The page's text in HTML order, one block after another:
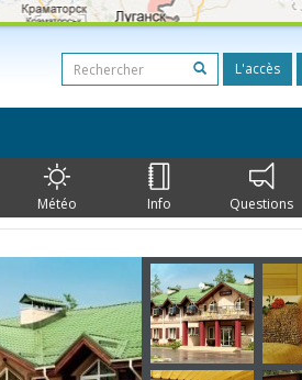
L'accès
Météo Info Questions